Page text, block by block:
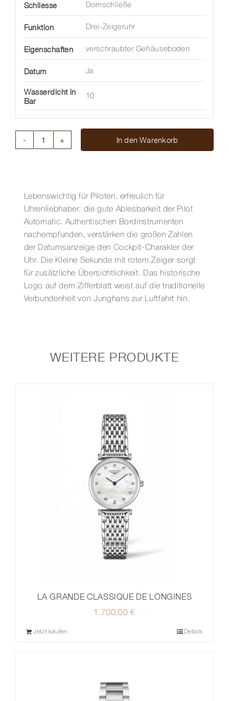
Schliesse Dornschließe
Funktion Drei-Zeigeruhr
Eigenschaften verschraubter Gehäuseboden
Datum Ja
Wasserdicht in
Bar
10
Menge
In den Warenkorb
Lebenswichtig für Piloten, erfreulich für
Uhrenliebhaber: die gute Ablesbarkeit der Pilot
Automatic. Authentischen Bordinstrumenten
nachempfunden, verstärken die großen Zahlen
der Datumsanzeige den Cockpit-Charakter der
Uhr. Die Kleine Sekunde mit rotem Zeiger sorgt
für zusätzliche Übersichtlichkeit. Das historische
Logo auf dem Zifferblatt weist auf die traditionelle
Verbundenheit von Junghans zur Luftfahrt hin.
WEITERE PRODUKTE
LA GRANDE CLASSIQUE DE LONGINES
1.700,00€
Jetzt kaufen Details